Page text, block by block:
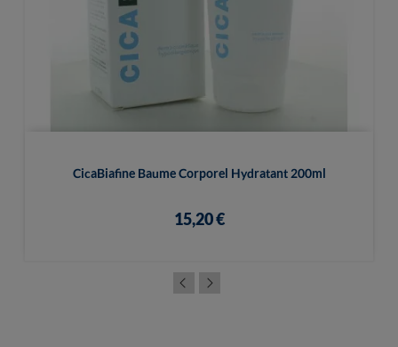
CicaBiafine Baume Corporel Hydratant 200ml
15,20 €